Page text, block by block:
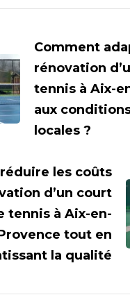
Comment
rénovation
tennis à Aix-
aux
locales ?
les coûts
d’un court
tennis à Aix-en-
tout en
la qualité